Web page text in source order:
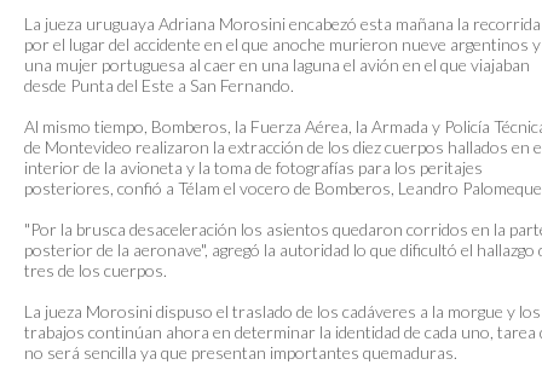
La jueza uruguaya Adriana Morosini encabezó esta mañana la recorrida
por el lugar del accidente en el que anoche murieron nueve argentinos y
una mujer portuguesa al caer en una laguna el avión en el que viajaban
desde Punta del Este a San Fernando.
Al mismo tiempo, Bomberos, la Fuerza Aérea, la Armada y Policía
de Montevideo realizaron la extracción de los diez cuerpos hallados en
interior de la avioneta y la toma de fotografías para los peritajes
posteriores, confió a Télam el vocero de Bomberos, Leandro
"Por la brusca desaceleración los asientos quedaron corridos en la
posterior de la aeronave", agregó la autoridad lo que dificultó el hallazgo
tres de los cuerpos.
La jueza Morosini dispuso el traslado de los cadáveres a la morgue y los
trabajos continúan ahora en determinar la identidad de cada uno, tarea
no será sencilla ya que presentan importantes quemaduras.